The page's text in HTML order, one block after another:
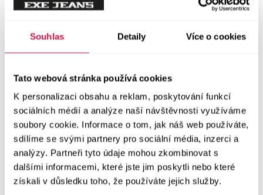
Souhlas Detaily Více o cookies
Tato webová stránka používá cookies
K personalizaci obsahu a reklam, poskytování funkcí
sociálních médií a analýze naší návštěvnosti využíváme
soubory cookie. Informace o tom, jak náš web používáte,
sdílíme se svými partnery pro sociální média, inzerci a
analýzy. Partneři tyto údaje mohou zkombinovat s
dalšími informacemi, které jste jim poskytli nebo které
získali v důsledku toho, že používáte jejich služby.
Vše v kategorii Svetry a mikiny
Mikiny
Svetry
Šaty a sukně
Vše v kategorii Šaty a sukně
NOVINKY
Letní šaty